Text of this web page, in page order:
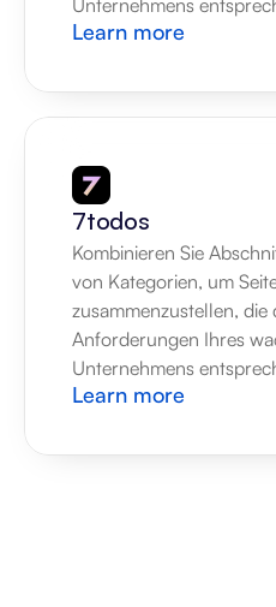
Unternehmens
Learn more
7todos
Kombinieren Sie
von Kategorien, um
zusammenzustellen, die
Anforderungen Ihres
Unternehmens
Learn more